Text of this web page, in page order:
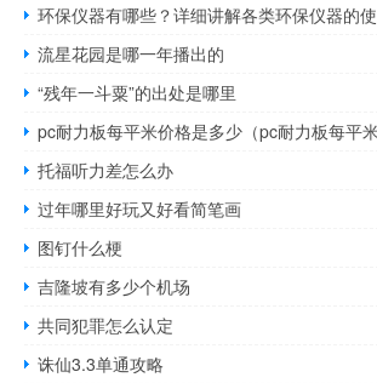
环保仪器有哪些？详细讲解各类环保仪器的
流星花园是哪一年播出的
“残年一斗粟”的出处是哪里
pc耐力板每平米价格是多少（pc耐力板每平米
托福听力差怎么办
过年哪里好玩又好看简笔画
图钉什么梗
吉隆坡有多少个机场
共同犯罪怎么认定
诛仙3.3单通攻略